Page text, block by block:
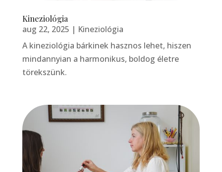
Kineziológia
aug 22, 2025 | Kineziológia
A kineziológia bárkinek hasznos lehet, hiszen
mindannyian a harmonikus, boldog életre
törekszünk.